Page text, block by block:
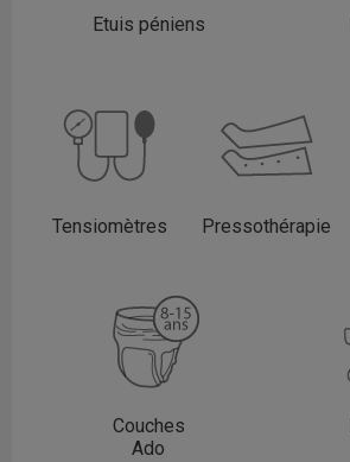
Etuis péniens
Tensiomètres Pressothérapie
Couches
Ado